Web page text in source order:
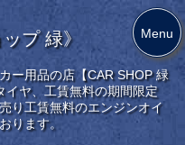
プ 緑》
ー用品の店【CAR SHOP 緑
イヤ、工賃無料の期間限定
り工賃無料のエンジンオイ
ります。
Menu